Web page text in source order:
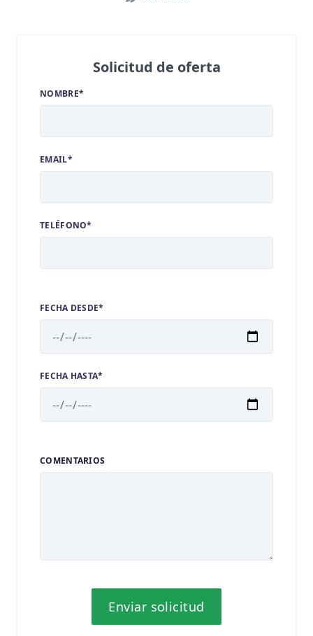
Solicitud de oferta
NOMBRE*
EMAIL*
TELÉFONO*
FECHA DESDE*
FECHA HASTA*
COMENTARIOS
Enviar solicitud